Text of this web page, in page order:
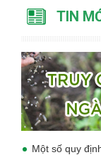
TIN
Một số quy